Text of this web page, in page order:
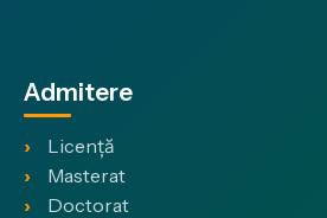
Admitere
Licență
Masterat
Doctorat